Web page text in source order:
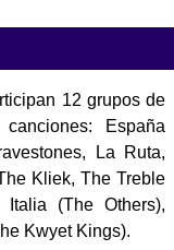
12 grupos de
España
La Ruta,
Kliek, The Treble
Italia (The Others),
Kwyet Kings).